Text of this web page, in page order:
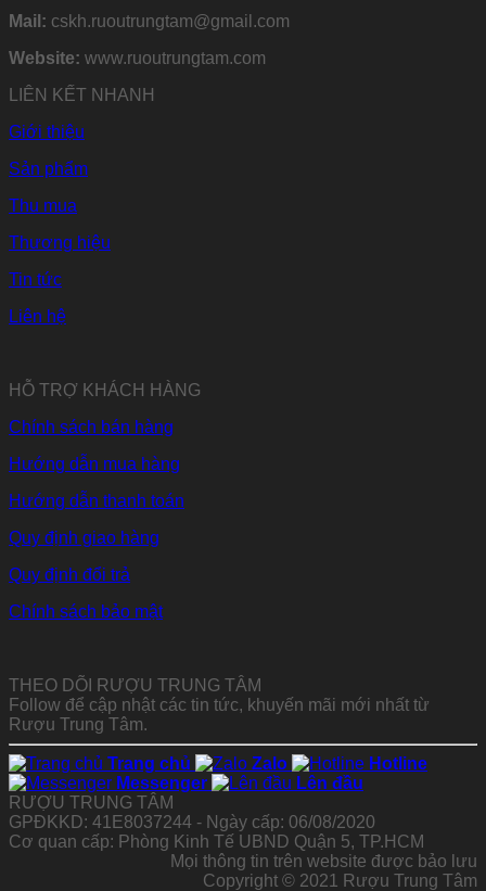
Mail: cskh.ruoutrungtam@gmail.com
Website: www.ruoutrungtam.com
LIÊN KẾT NHANH
Giới thiệu
Sản phẩm
Thu mua
Thương hiệu
Tin tức
Liên hệ
HỖ TRỢ KHÁCH HÀNG
Chính sách bán hàng
Hướng dẫn mua hàng
Hướng dẫn thanh toán
Quy định giao hàng
Quy định đổi trả
Chính sách bảo mật
THEO DÕI RƯỢU TRUNG TÂM
Follow để cập nhật các tin tức, khuyến mãi mới nhất từ
Rượu Trung Tâm.
Trang chủ Zalo
Hotline
Messenger
Lên đầu
RƯỢU TRUNG TÂM
GPĐKKD: 41E8037244 - Ngày cấp: 06/08/2020
Cơ quan cấp: Phòng Kinh Tế UBND Quận 5, TP.HCM
Mọi thông tin trên website được bảo lưu
Copyright © 2021 Rượu Trung Tâm